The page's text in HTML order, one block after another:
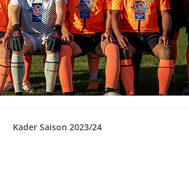
Kader Saison 2023/24